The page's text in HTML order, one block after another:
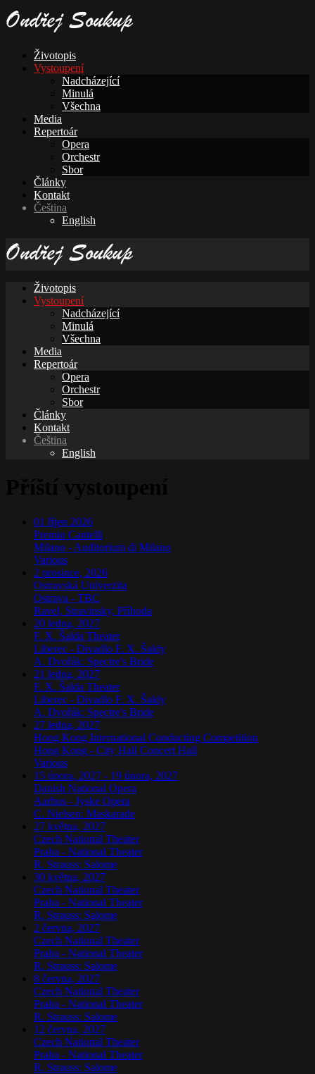
Životopis
Vystoupení
Nadcházející
Minulá
Všechna
Media
Repertoár
Opera
Orchestr
Sbor
Články
Kontakt
Čeština
English
Životopis
Vystoupení
Nadcházející
Minulá
Všechna
Media
Repertoár
Opera
Orchestr
Sbor
Články
Kontakt
Čeština
English
01 říjen 2026
Premio Cantelli
Milano - Auditorium di Milano
Various
2 prosince, 2026
Ostravská Univerzita
Ostrava - TBC
Ravel, Stravinsky, Příhoda
20 ledna, 2027
F. X. Šalda Theater
Liberec - Divadlo F. X. Šaldy
A. Dvořák: Spectre's Bride
21 ledna, 2027
F. X. Šalda Theater
Liberec - Divadlo F. X. Šaldy
A. Dvořák: Spectre's Bride
27 ledna, 2027
Hong Kong International Conducting Competition
Hong Kong - City Hall Concert Hall
Various
15 února, 2027 - 19 února, 2027
Danish National Opera
Aarhus - Jyske Opera
C. Nielsen: Maskarade
27 května, 2027
Czech National Theater
Praha - National Theater
R. Strauss: Salome
30 května, 2027
Czech National Theater
Praha - National Theater
R. Strauss: Salome
2 června, 2027
Czech National Theater
Praha - National Theater
R. Strauss: Salome
8 června, 2027
Czech National Theater
Praha - National Theater
R. Strauss: Salome
12 června, 2027
Czech National Theater
Praha - National Theater
R. Strauss: Salome